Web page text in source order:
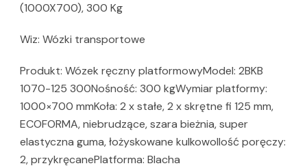
(1000X700), 300 Kg
Wiz: Wózki transportowe
Produkt: Wózek ręczny platformowyModel: 2BKB
1070-125 300Nośność: 300 kgWymiar platformy:
1000×700 mmKoła: 2 x stałe, 2 x skrętne fi 125 mm,
ECOFORMA, niebrudzące, szara bieżnia, super
elastyczna guma, łożyskowane kulkowoIlość poręczy:
2, przykręcanePlatforma: Blacha